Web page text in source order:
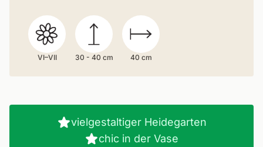
VI–VII 30 - 40 cm 40 cm
vielgestaltiger Heidegarten
chic in der Vase